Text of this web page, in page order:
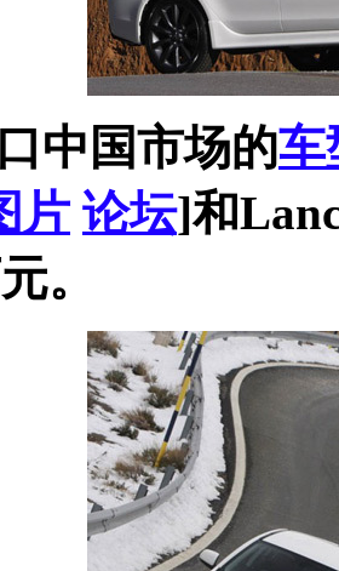
中国市场的车
片 论坛]和
。